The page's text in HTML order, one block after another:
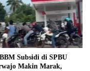
Subsidi di SPBU
Makin Marak,